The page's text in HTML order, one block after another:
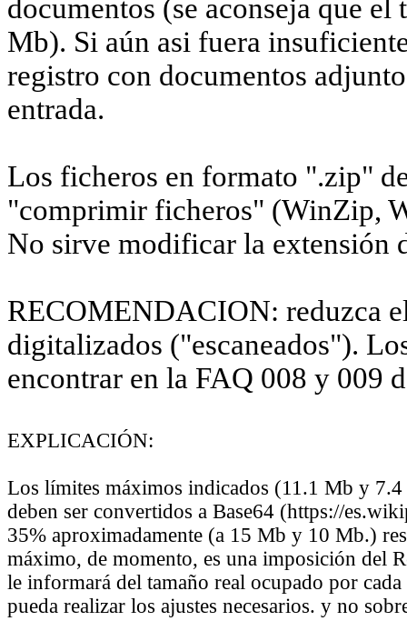
documentos (se aconseja que
Mb). Si aún asi fuera
registro con documentos
entrada.
Los ficheros en formato ".zip"
"comprimir ficheros" (WinZip,
No sirve modificar la extensión
RECOMENDACION: reduzca
digitalizados ("escaneados").
encontrar en la FAQ 008 y 009
EXPLICACIÓN:
Los límites máximos indicados (11.1 Mb y
deben ser convertidos a Base64 (https://
35% aproximadamente (a 15 Mb y 10 Mb.)
máximo, de momento, es una imposición del
le informará del tamaño real ocupado por
pueda realizar los ajustes necesarios. y no